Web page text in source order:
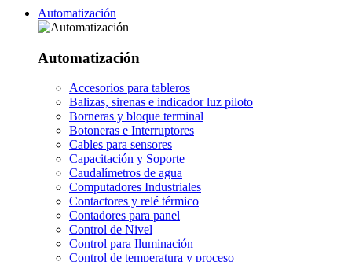
Automatización
Automatización
Accesorios para tableros
Balizas, sirenas e indicador luz piloto
Borneras y bloque terminal
Botoneras e Interruptores
Cables para sensores
Capacitación y Soporte
Caudalímetros de agua
Computadores Industriales
Contactores y relé térmico
Contadores para panel
Control de Nivel
Control para Iluminación
Control de temperatura y proceso